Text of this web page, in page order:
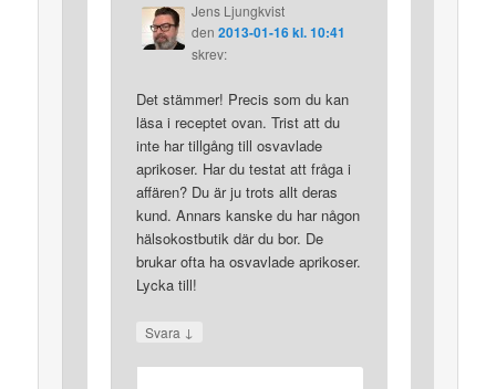
Jens Ljungkvist
den 2013-01-16 kl. 10:41
skrev:
Det stämmer! Precis som du kan
läsa i receptet ovan. Trist att du
inte har tillgång till osvavlade
aprikoser. Har du testat att fråga i
affären? Du är ju trots allt deras
kund. Annars kanske du har någon
hälsokostbutik där du bor. De
brukar ofta ha osvavlade aprikoser.
Lycka till!
Svara ↓